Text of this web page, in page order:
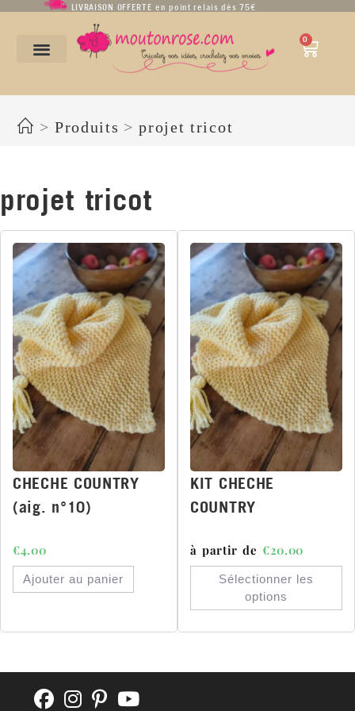
LIVRAISON OFFERTE en point relais dès 75€
0
> Produits > projet tricot
projet tricot
CHECHE COUNTRY
(aig. n°10)
€4.00
Ajouter au panier
KIT CHECHE
COUNTRY
à partir de €20.00
Sélectionner les
options